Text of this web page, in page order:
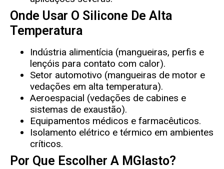
Onde Usar O Silicone De Alta
Temperatura
Indústria alimentícia (mangueiras, perfis e
lençóis para contato com calor).
Setor automotivo (mangueiras de motor e
vedações em alta temperatura).
Aeroespacial (vedações de cabines e
sistemas de exaustão).
Equipamentos médicos e farmacêuticos.
Isolamento elétrico e térmico em ambientes
críticos.
Por Que Escolher A MGlasto?